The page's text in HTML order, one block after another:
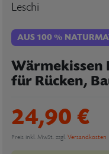
Leschi
AUS 100 %
Wärmekissen
für Rücken,
24,90 €
Preis inkl. MwSt. zzgl. Versandkosten